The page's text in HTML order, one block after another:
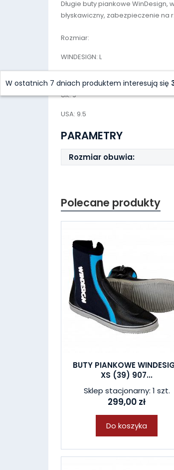
Długie buty piankowe
błyskawiczny, zabezpieczenie
Rozmiar:
WINDESIGN: L
UK: 9
USA: 9.5
PARAMETRY
Rozmiar obuwia:
Polecane produkty
BUTY PIANKOWE
XS (39) 907...
Sklep stacjonarny: 1 szt.
299,00 zł
Do koszyka
W ostatnich 7 dniach produktem interesują się